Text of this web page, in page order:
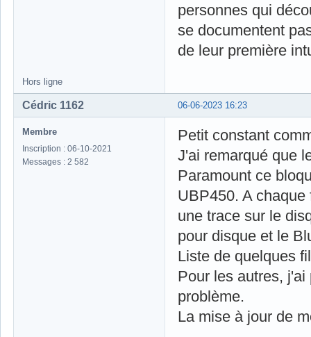
personnes qui
se documentent
de leur première
Hors ligne
06-06-2023 16:23
Cédric 1162
Membre
Inscription : 06-10-2021
Messages : 2 582
Petit constant
J'ai remarqué que
Paramount ce
UBP450. A
une trace sur le
pour disque et le
Liste de quelques
Pour les autres,
problème.
La mise à jour de